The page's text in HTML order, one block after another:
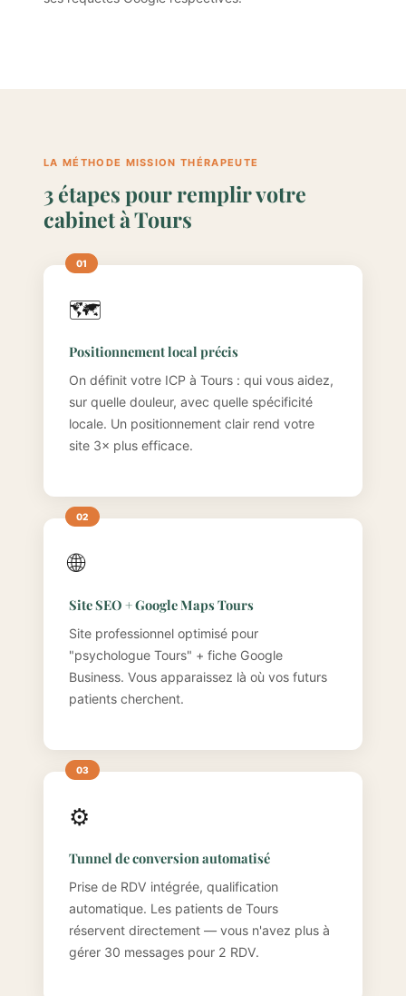
LA MÉTHODE MISSION THÉRAPEUTE
3 étapes pour remplir votre
cabinet à Tours
🗺️
Positionnement local précis
On définit votre ICP à Tours : qui vous aidez,
sur quelle douleur, avec quelle spécificité
locale. Un positionnement clair rend votre
site 3× plus efficace.
🌐
Site SEO + Google Maps Tours
Site professionnel optimisé pour
"psychologue Tours" + fiche Google
Business. Vous apparaissez là où vos futurs
patients cherchent.
⚙️
Tunnel de conversion automatisé
Prise de RDV intégrée, qualification
automatique. Les patients de Tours
réservent directement — vous n'avez plus à
gérer 30 messages pour 2 RDV.